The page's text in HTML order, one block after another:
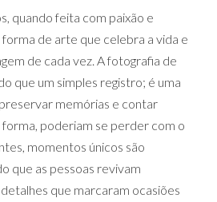
quando feita com paixão e
de arte que celebra a vida e
de cada vez. A fotografia de
que um simples registro; é uma
memórias e contar
poderiam se perder com o
momentos únicos são
que as pessoas revivam
que marcaram ocasiões